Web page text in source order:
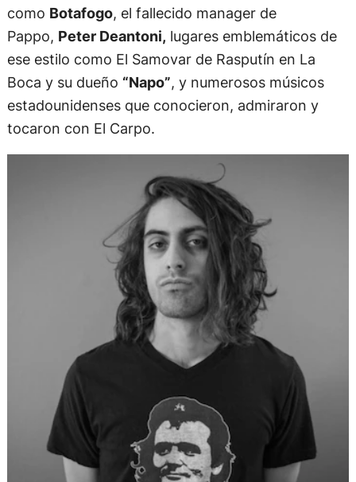
como Botafogo, el fallecido manager de
Pappo, Peter Deantoni, lugares emblemáticos de
ese estilo como El Samovar de Rasputín en La
Boca y su dueño “Napo”, y numerosos músicos
estadounidenses que conocieron, admiraron y
tocaron con El Carpo.